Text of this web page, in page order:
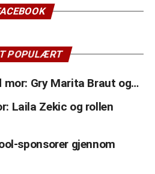
POPULÆRT
mor: Gry Marita Braut og…
Laila Zekic og rollen
sponsorer gjennom